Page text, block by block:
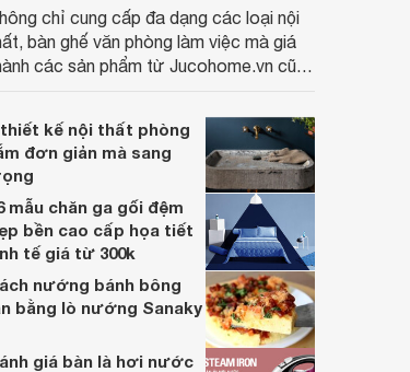
chỉ cung cấp đa dạng các loại nội
bàn ghế văn phòng làm việc mà giá
các sản phẩm từ Jucohome.vn cũng
thiết kế nội thất phòng
đơn giản mà sang
mẫu chăn ga gối đệm
bền cao cấp họa tiết
tế giá từ 300k
nướng bánh bông
bằng lò nướng Sanaky
giá bàn là hơi nước